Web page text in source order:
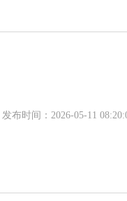
发布时间：2026-05-11